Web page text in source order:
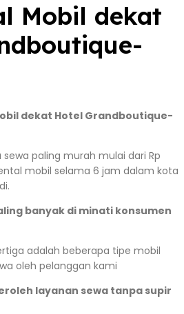
Mobil dekat
dekat Hotel Grandboutique-
paling murah mulai dari Rp
mobil selama 6 jam dalam kota
banyak di minati konsumen
adalah beberapa tipe mobil
oleh pelanggan kami
layanan sewa tanpa supir